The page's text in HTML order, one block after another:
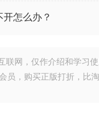
到“应用程序”文件夹。
进行创作。Final
助您以前所未有的速
怎么办？
联网，仅作介绍和学习
员，购买正版打折，比